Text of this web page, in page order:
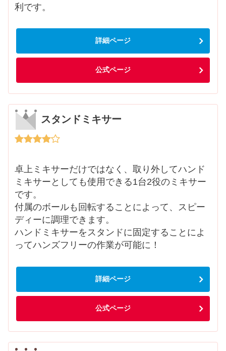
利です。
詳細ページ
公式ページ
スタンドミキサー
卓上ミキサーだけではなく、取り外してハンド
ミキサーとしても使用できる1台2役のミキサー
です。
付属のボールも回転することによって、スピー
ディーに調理できます。
ハンドミキサーをスタンドに固定することによ
ってハンズフリーの作業が可能に！
詳細ページ
公式ページ